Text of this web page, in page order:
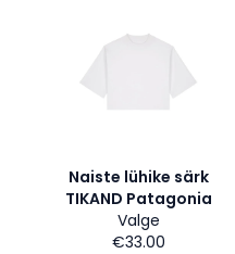
Naiste lühike särk
TIKAND Patagonia
Valge
€33.00